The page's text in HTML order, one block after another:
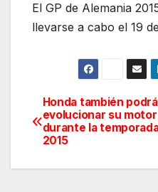
El GP de Alemania
llevarse a cabo el 19
Navegación
de
entradas
Honda también podrá
evolucionar su motor
durante la
2015